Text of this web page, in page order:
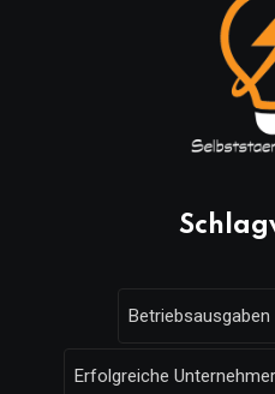
Betriebsausgaben
Erfolgreiche Unternehmer